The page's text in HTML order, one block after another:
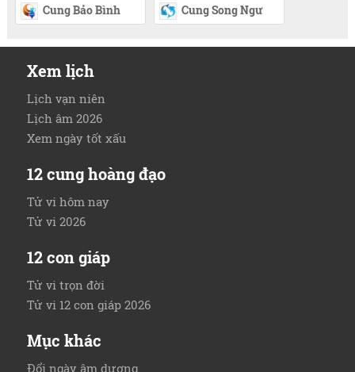
Cung Bảo Bình Cung Song Ngư
Xem lịch
Lịch vạn niên
Lịch âm 2026
Xem ngày tốt xấu
12 cung hoàng đạo
Tử vi hôm nay
Tử vi 2026
12 con giáp
Tử vi trọn đời
Tử vi 12 con giáp 2026
Mục khác
Đổi ngày âm dương